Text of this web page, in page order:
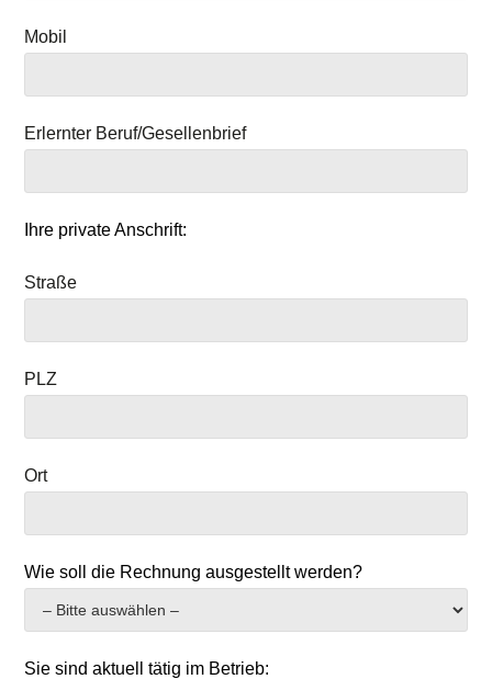
Mobil
Erlernter Beruf/Gesellenbrief
Ihre private Anschrift:
Straße
PLZ
Ort
Wie soll die Rechnung ausgestellt werden?
Sie sind aktuell tätig im Betrieb: